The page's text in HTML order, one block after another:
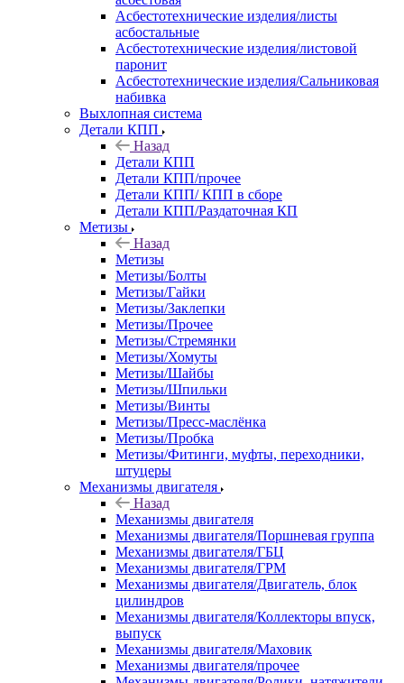
Асбестотехнические изделия/листы
асбостальные
Асбестотехнические изделия/листовой
паронит
Асбестотехнические изделия/Сальниковая
набивка
Выхлопная система
Детали КПП
Назад
Детали КПП
Детали КПП/прочее
Детали КПП/ КПП в сборе
Детали КПП/Раздаточная КП
Метизы
Назад
Метизы
Метизы/Болты
Метизы/Гайки
Метизы/Заклепки
Метизы/Прочее
Метизы/Стремянки
Метизы/Хомуты
Метизы/Шайбы
Метизы/Шпильки
Метизы/Винты
Метизы/Пресс-маслёнка
Метизы/Пробка
Метизы/Фитинги, муфты, переходники,
штуцеры
Механизмы двигателя
Назад
Механизмы двигателя
Механизмы двигателя/Поршневая группа
Механизмы двигателя/ГБЦ
Механизмы двигателя/ГРМ
Механизмы двигателя/Двигатель, блок
цилиндров
Механизмы двигателя/Коллекторы впуск,
выпуск
Механизмы двигателя/Маховик
Механизмы двигателя/прочее